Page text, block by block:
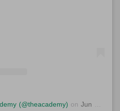
(@theacademy) on Jun 12, 2020 at 12:59pm PDT